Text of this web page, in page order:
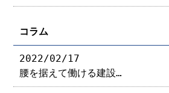
コラム
2022/02/17
腰を据えて働ける建設…